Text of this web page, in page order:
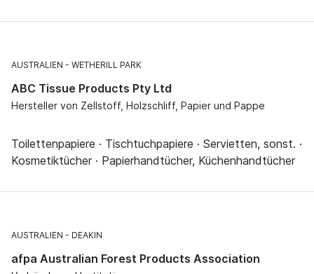
AUSTRALIEN WETHERILL PARK
ABC Tissue Products Pty Ltd
Hersteller von Zellstoff, Holzschliff, Papier und Pappe
Toilettenpapiere · Tischtuchpapiere · Servietten, sonst. ·
Kosmetiktücher · Papierhandtücher, Küchenhandtücher
AUSTRALIEN DEAKIN
afpa Australian Forest Products Association